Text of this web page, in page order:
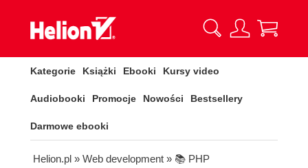
Kategorie Książki Ebooki Kursy video
Audiobooki Promocje Nowości Bestsellery
Darmowe ebooki
Helion.pl » Web development » 📚 PHP